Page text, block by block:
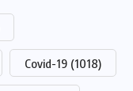
Covid-19 (1018)